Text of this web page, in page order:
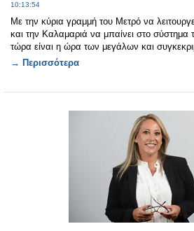
10:13:54
Με την κύρια γραμμή του Μετρό να
και την Καλαμαριά να μπαίνει στο σύστημα
τώρα είναι η ώρα των μεγάλων και
→ Περισσότερα